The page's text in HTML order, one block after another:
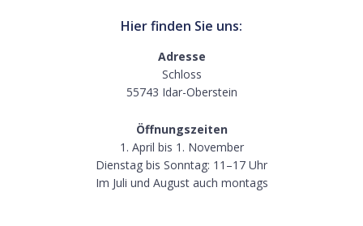
Hier finden Sie uns:
Adresse
Schloss
55743 Idar-Oberstein
Öffnungszeiten
1. April bis 1. November
Dienstag bis Sonntag: 11–17 Uhr
Im Juli und August auch montags